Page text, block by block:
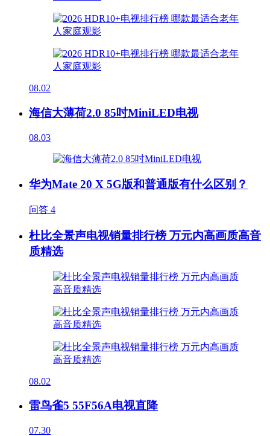
08.02
海信大薄荷2.0 85吋MiniLED电视
08.03
华为Mate 20 X 5G版和普通版有什么区别？
问答 4
杜比全景声电视销量排行榜 万元内高画质高音
质精选
08.02
雷鸟雀5 55F56A电视直降
07.30